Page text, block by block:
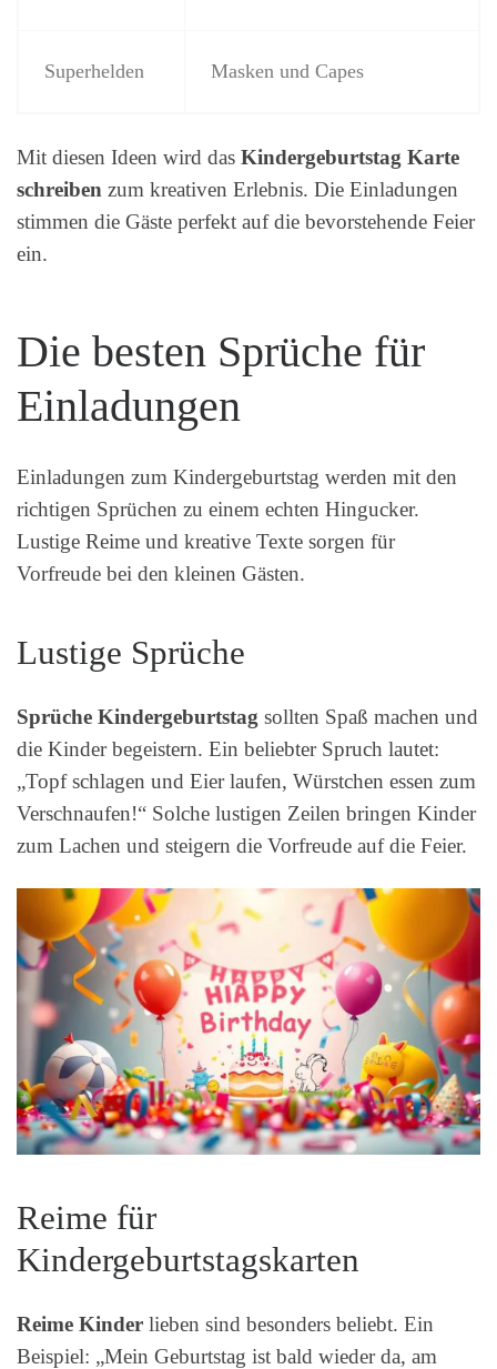
Superhelden Masken und Capes
Mit diesen Ideen wird das Kindergeburtstag Karte
schreiben zum kreativen Erlebnis. Die Einladungen
stimmen die Gäste perfekt auf die bevorstehende Feier
ein.
Die besten Sprüche für
Einladungen
Einladungen zum Kindergeburtstag werden mit den
richtigen Sprüchen zu einem echten Hingucker.
Lustige Reime und kreative Texte sorgen für
Vorfreude bei den kleinen Gästen.
Lustige Sprüche
Sprüche Kindergeburtstag sollten Spaß machen und
die Kinder begeistern. Ein beliebter Spruch lautet:
„Topf schlagen und Eier laufen, Würstchen essen zum
Verschnaufen!“ Solche lustigen Zeilen bringen Kinder
zum Lachen und steigern die Vorfreude auf die Feier.
Reime für
Kindergeburtstagskarten
Reime Kinder lieben sind besonders beliebt. Ein
Beispiel: „Mein Geburtstag ist bald wieder da, am